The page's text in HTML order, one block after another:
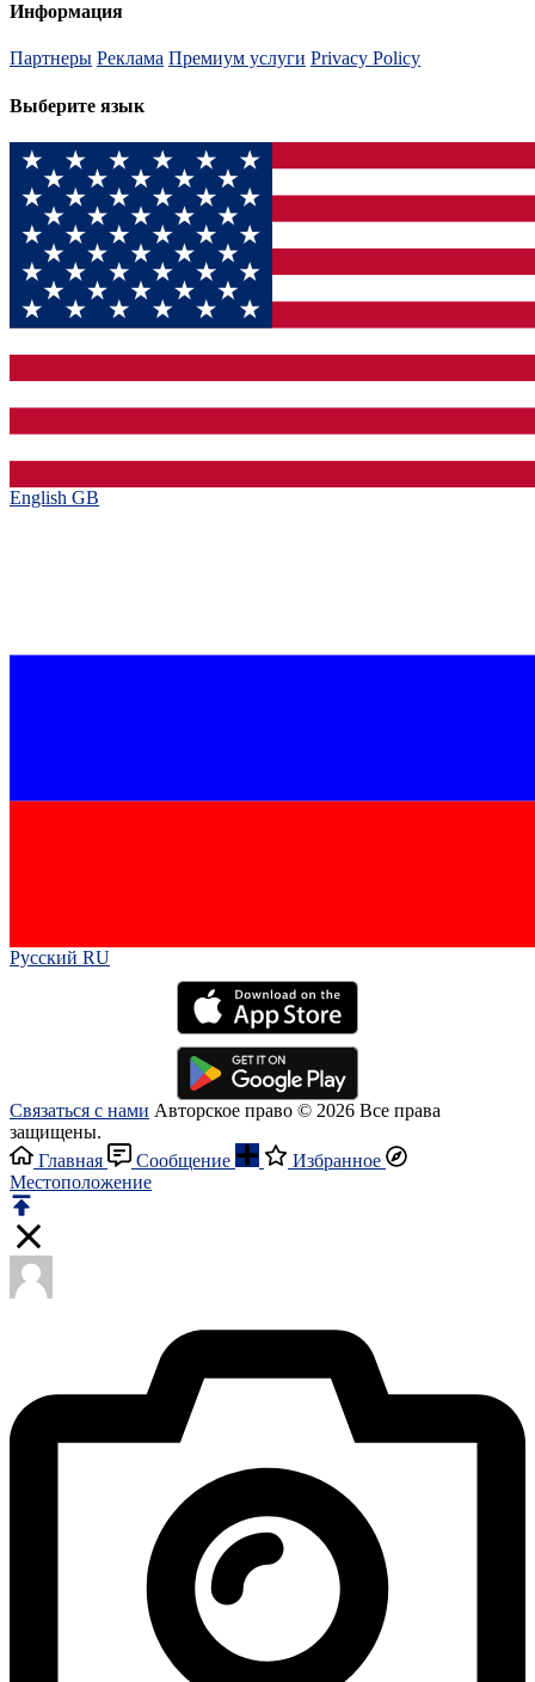
Информация
Партнеры Реклама Премиум услуги Privacy Policy
Выберите язык
English GB‎
Русский RU‎
Связаться с нами Авторское право © 2026 Все права
защищены.
Главная
Сообщение
Избранное
Местоположение